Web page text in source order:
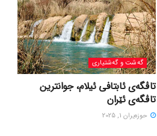
گه‌شت و گه‌شتیاری
تاڤگەی ئابتافی ئیلام، جوانترین
تاڤگەی ئێران
حوزه‌یران 1, 2025